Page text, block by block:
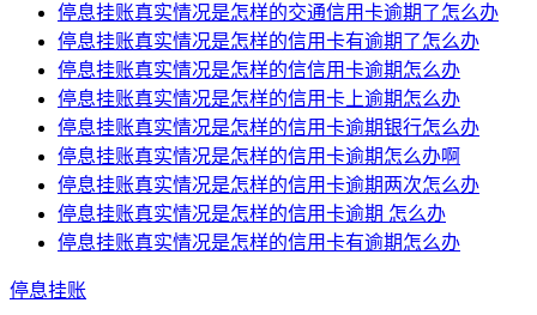
停息挂账真实情况是怎样的交通信用卡逾期了怎么办
停息挂账真实情况是怎样的信用卡有逾期了怎么办
停息挂账真实情况是怎样的信信用卡逾期怎么办
停息挂账真实情况是怎样的信用卡上逾期怎么办
停息挂账真实情况是怎样的信用卡逾期银行怎么办
停息挂账真实情况是怎样的信用卡逾期怎么办啊
停息挂账真实情况是怎样的信用卡逾期两次怎么办
停息挂账真实情况是怎样的信用卡逾期 怎么办
停息挂账真实情况是怎样的信用卡有逾期怎么办
停息挂账